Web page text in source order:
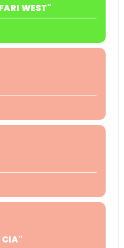
WEST"
CIA"